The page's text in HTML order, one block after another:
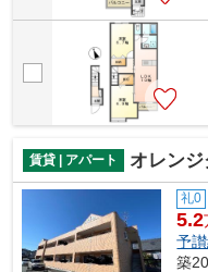
賃貸 | アパート オレンジ
礼0
5.2
予
築